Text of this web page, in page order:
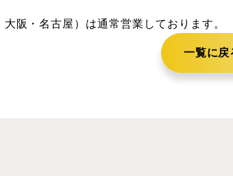
阪・名古屋）は通常営業しております。
一覧に戻